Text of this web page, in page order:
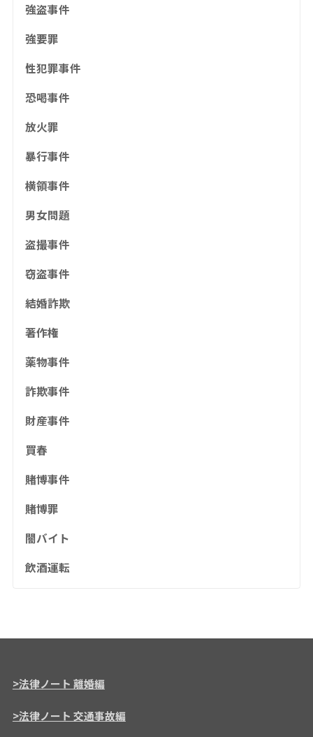
強盗事件
強要罪
性犯罪事件
恐喝事件
放火罪
暴行事件
横領事件
男女問題
盗撮事件
窃盗事件
結婚詐欺
著作権
薬物事件
詐欺事件
財産事件
買春
賭博事件
賭博罪
闇バイト
飲酒運転
>法律ノート 離婚編
>法律ノート 交通事故編